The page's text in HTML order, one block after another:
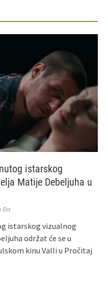
istarskog
Matije Debeljuha u
Đir
istarskog vizualnog
održat će se u
kinu Valli u Pročitaj